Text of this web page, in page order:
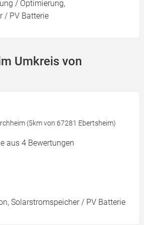
/ Optimierung,
/ PV Batterie
Umkreis von
(5km von 67281 Ebertsheim)
aus 4 Bewertungen
Solarstromspeicher / PV Batterie